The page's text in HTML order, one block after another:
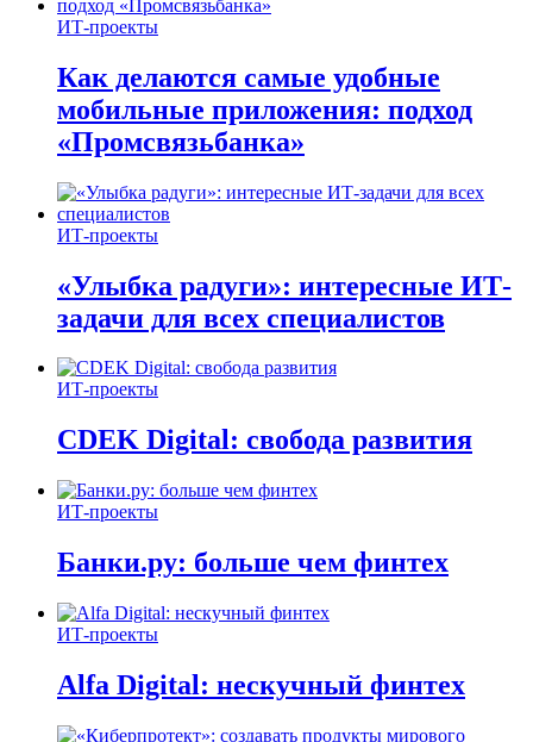
ИТ-проекты
Как делаются самые удобные
мобильные приложения: подход
«Промсвязьбанка»
ИТ-проекты
«Улыбка радуги»: интересные ИТ-
задачи для всех специалистов
ИТ-проекты
CDEK Digital: свобода развития
ИТ-проекты
Банки.ру: больше чем финтех
ИТ-проекты
Alfa Digital: нескучный финтех